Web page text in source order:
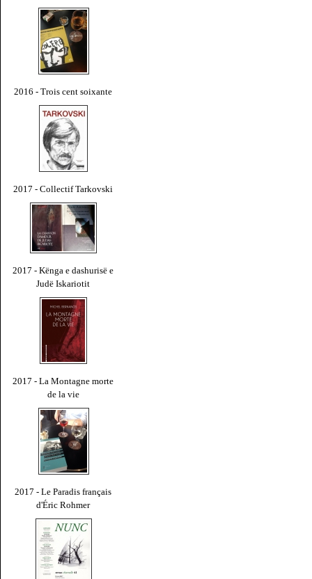
2016 - Trois cent soixante
2017 - Collectif Tarkovski
2017 - Kënga e dashurisë e
Judë Iskariotit
2017 - La Montagne morte
de la vie
2017 - Le Paradis français
d'Éric Rohmer